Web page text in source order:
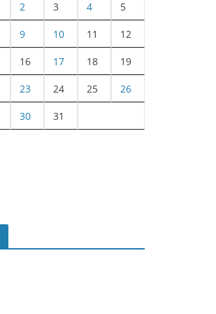
2 3 4 5
9 10 11 12
16 17 18 19
23 24 25 26
30 31